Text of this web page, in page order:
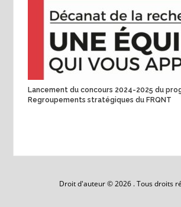
Lancement du concours 2024-2025 du
Regroupements stratégiques du FRQNT
Droit d'auteur © 2026 . Tous droits